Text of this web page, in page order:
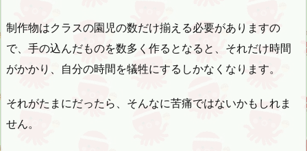
制作物はクラスの園児の数だけ揃える必要がありますの
で、手の込んだものを数多く作るとなると、それだけ時間
がかかり、自分の時間を犠牲にするしかなくなります。
それがたまにだったら、そんなに苦痛ではないかもしれま
せん。